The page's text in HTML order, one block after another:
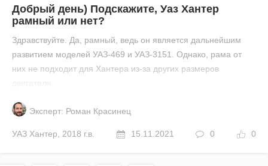
Добрый день) Подскажите, Уаз Хантер
рамный или нет?
Здравствуйте. Да, рамный, ведь он является дальнейшим
развитием моделей УАЗ-469 и УАЗ-3151. Однако, рама от
них не подходит для Хантера из-за других размеров
Эксперт: Роман Красинец
УАЗ Хантер 2018 г.в. 15.11.2021 0 0